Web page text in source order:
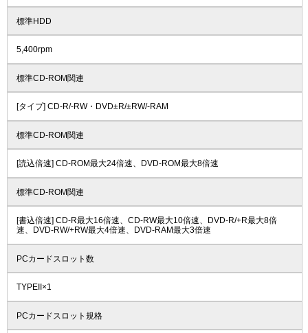
標準HDD
5,400rpm
標準CD-ROM関連
[タイプ] CD-R/-RW・DVD±R/±RW/-RAM
標準CD-ROM関連
[読込倍速] CD-ROM最大24倍速、DVD-ROM最大8倍速
標準CD-ROM関連
[書込倍速] CD-R最大16倍速、CD-RW最大10倍速、DVD-R/+R最大8倍
速、DVD-RW/+RW最大4倍速、DVD-RAM最大3倍速
PCカードスロット数
TYPEII×1
PCカードスロット規格